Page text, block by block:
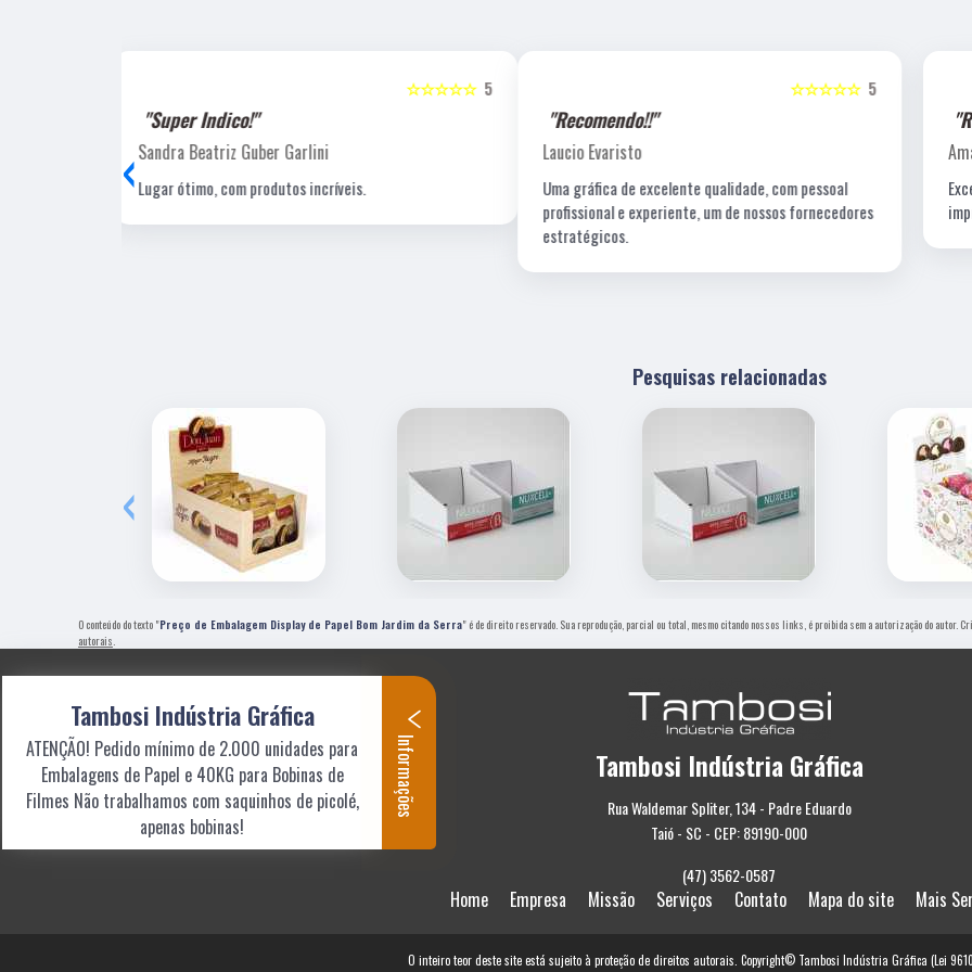
5
☆☆☆☆☆
"Recomendo!!"
Laucio Evaristo
Uma gráfica de excelente qualidade, com pessoal
☆☆☆☆☆
"Recomendo!!"
Amanda C. T. Lewin
Excelentes profissionais de criação, fotografia e a
impressão é impecável!
‹
Pesquisas relacionadas
‹
O conteúdo do texto "Preço de Embalagem Display de Papel Bom Jardim da Serra" é de direito reservado. Sua reprodução, parcial ou total, mesmo citando nossos links, é proibida sem a autorização do autor.
autorais
Tambosi Indústria Gráfica
Rua Waldemar Spliter, 134 - Padre Eduardo
Taió - SC - CEP: 89190-000
(47) 3562-0587
Home Empresa Missão Serviços Contato Mapa do site Mais
O inteiro teor deste site está sujeito à proteção de direitos autorais. Copyright© Tambosi Indústria Gráfica (Lei 9610
Tambosi Indústria Gráfica
ATENÇÃO! Pedido mínimo de 2.000 unidades para
Embalagens de Papel e 40KG para Bobinas de
Filmes Não trabalhamos com saquinhos de picolé,
apenas bobinas!
Informações